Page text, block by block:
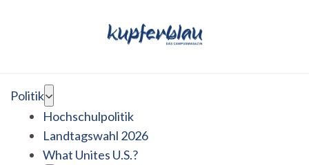
Politik
Hochschulpolitik
Landtagswahl 2026
What Unites U.S.?